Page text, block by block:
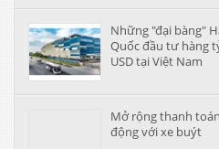
Những "đại bàng"
Quốc đầu tư hàng
USD tại Việt Nam
Mở rộng thanh
động với xe buýt